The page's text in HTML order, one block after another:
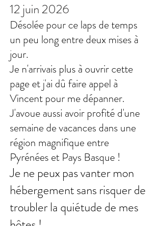
12 juin 2026
Désolée pour ce laps de temps
un peu long entre deux mises à
jour.
Je n'arrivais plus à ouvrir cette
page et j'ai dû faire appel à
Vincent pour me dépanner.
J'avoue aussi avoir profité d'une
semaine de vacances dans une
région magnifique entre
Pyrénées et Pays Basque !
Je ne peux pas vanter mon
hébergement sans risquer de
troubler la quiétude de mes